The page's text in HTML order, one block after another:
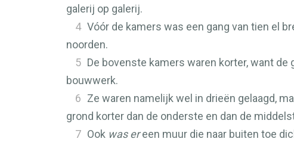
galerij op galerij.
4 Vóór de kamers was een gang van tien el
noorden.
5 De bovenste kamers waren korter, want de
bouwwerk.
6 Ze waren namelijk wel in drieën gelaagd,
grond korter dan de onderste en dan de
7 Ook was ereen muur die naar buiten toe